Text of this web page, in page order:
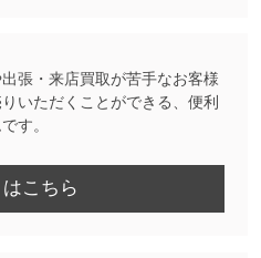
張・来店買取が苦手なお客様
いただくことができる、便利
す。
こちら